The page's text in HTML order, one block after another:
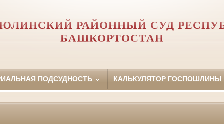
РАЙОННЫЙ СУД
БАШКОРТОСТАН
ПОДСУДНОСТЬ КАЛЬКУЛЯТОР ГОСПОШЛИНЫ